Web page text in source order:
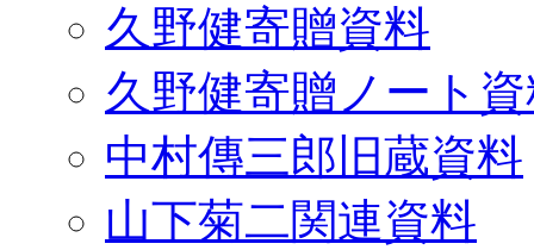
久野健寄贈資料
久野健寄贈ノート
中村傳三郎旧蔵資料
山下菊二関連資料